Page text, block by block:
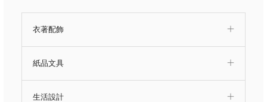
衣著配飾
紙品文具
生活設計